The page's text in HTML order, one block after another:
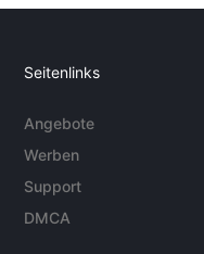
Seitenlinks
Angebote
Werben
Support
DMCA